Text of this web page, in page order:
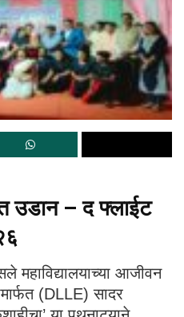
उडान – द फ्लाईट
महाविद्यालयाच्या आजीवन
(DLLE) सादर